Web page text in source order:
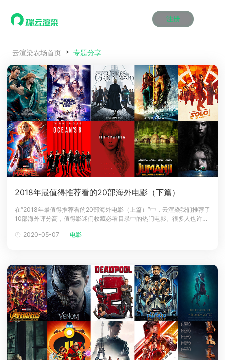
注册
产品服务
效果图渲染
云制作
云渲染管理系统
瑞兔百宝箱
AI视频插帧
效果图渲染
云制作
云渲染管理系统
瑞兔百宝箱
AI视频插帧
效果图渲染
云制作
云渲染管理系统
瑞兔百宝箱
AI视频插帧
效果图渲染
云制作
云渲染管理系统
瑞兔百宝箱
AI视频插帧
效果图渲染
云制作
云渲染管理系统
瑞兔百宝箱
AI视频插帧
效果图渲染
云制作
云渲染管理系统
瑞兔百宝箱
AI视频插帧
解决方案
Maya云渲染方案
3ds Max云渲染方案
Cinema 4D云渲染方案
Blender 云渲染方案
Maya AI渲染方案
Maya云渲染方案
3ds Max云渲染方案
Cinema 4D云渲染方案
Blender 云渲染方案
Maya AI渲染方案
Maya云渲染方案
3ds Max云渲染方案
Cinema 4D云渲染方案
Blender 云渲染方案
Maya AI渲染方案
Maya云渲染方案
3ds Max云渲染方案
Cinema 4D云渲染方案
Blender 云渲染方案
Maya AI渲染方案
Maya云渲染方案
3ds Max云渲染方案
Cinema 4D云渲染方案
Blender 云渲染方案
Maya AI渲染方案
Maya云渲染方案
3ds Max云渲染方案
Cinema 4D云渲染方案
Blender 云渲染方案
Maya AI渲染方案
价格
动画价格
效果图价格
云制作价格
动画价格
效果图价格
云制作价格
动画价格
效果图价格
云制作价格
动画价格
效果图价格
云制作价格
动画价格
效果图价格
云制作价格
动画价格
效果图价格
云制作价格
案例
资讯&赛事
新闻资讯
渲染百科
渲染大赛
泛CG交流会
新闻资讯
渲染百科
渲染大赛
泛CG交流会
新闻资讯
渲染百科
渲染大赛
泛CG交流会
新闻资讯
渲染百科
渲染大赛
泛CG交流会
新闻资讯
渲染百科
渲染大赛
泛CG交流会
新闻资讯
渲染百科
渲染大赛
泛CG交流会
特惠专区
教育优惠
教育优惠
教育优惠
教育优惠
教育优惠
教育优惠
关于我们
下载
登录
云渲染农场首页 专题分享
2018年最值得推荐看的20部海外电影（下篇）
在“2018年最值得推荐看的20部海外电影（上篇）”中，云渲染我们推荐了
10部海外评分高，值得影迷们收藏必看目录中的热门电影。很多人也许可
蛋，因为除了很多国内知道的热门电影外，其实还有很多海外火热，国内
2020-05-07 电影